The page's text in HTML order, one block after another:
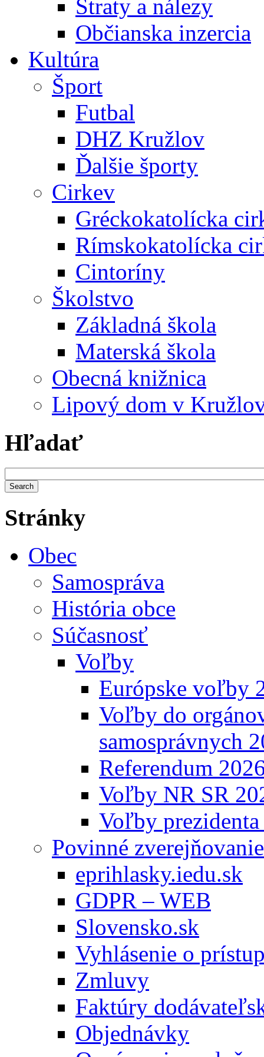
Straty a nálezy
Občianska inzercia
Kultúra
Šport
Futbal
DHZ Kružlov
Ďalšie športy
Cirkev
Gréckokatolícka
Rímskokatolícka
Cintoríny
Školstvo
Základná škola
Materská škola
Obecná knižnica
Lipový dom v
Hľadať
Stránky
Obec
Samospráva
História obce
Súčasnosť
Voľby
Európske voľby
Voľby do
samosprávnych
Referendum
Voľby NR SR
Voľby
Povinné zverejňovanie
eprihlasky.iedu.sk
GDPR – WEB
Slovensko.sk
Vyhlásenie o
Zmluvy
Faktúry
Objednávky